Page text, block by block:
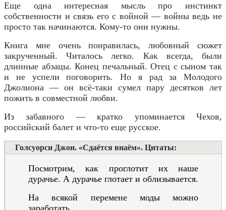
Еще одна интересная мысль про инстинкт
собственности и связь его с войной — войны ведь не
просто так начинаются. Кому-то они нужны.
Книга мне очень понравилась, любовный сюжет
закрученный. Читалось легко. Как всегда, были
длинные абзацы. Конец печальный. Отец с сыном так
и не успели поговорить. Но я рад за Молодого
Джолиона — он всё-таки сумел пару десятков лет
пожить в совместной любви.
Из забавного — кратко упоминается Чехов,
российский балет и что-то еще русское.
Голсуорси Джон. «Сдаётся внаём». Цитаты:
Посмотрим, как проглотит их наше
дурачье. А дурачье глотает и облизывается.
На всякой перемене моды можно